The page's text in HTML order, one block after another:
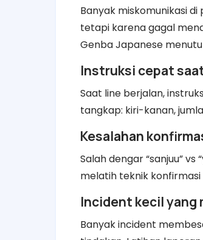
Banyak miskomunikasi
tetapi karena gagal
Genba Japanese
Instruksi cepat
Saat line berjalan,
tangkap: kiri-kanan,
Kesalahan
Salah dengar “sanjuu”
melatih teknik
Incident kecil yang
Banyak incident